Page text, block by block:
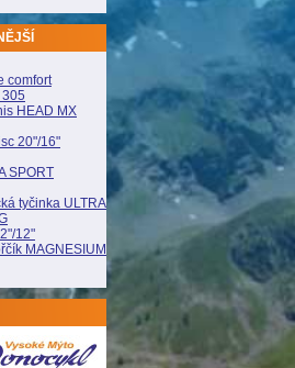
comfort
HEAD MX
20"/16"
SPORT
tyčinka ULTRA
12"
MAGNESIUM